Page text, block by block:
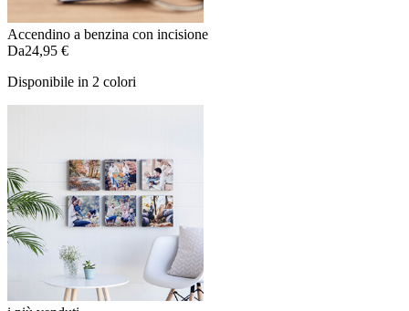
Accendino a benzina con incisione
Da24,95 €
Disponibile in 2 colori